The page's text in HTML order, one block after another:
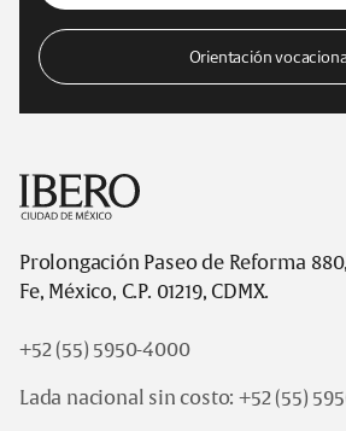
Orientación
Prolongación Paseo de Reforma
Fe, México, C.P. 01219, CDMX.
+52 (55) 5950-4000
Lada nacional sin costo: +52 (55)